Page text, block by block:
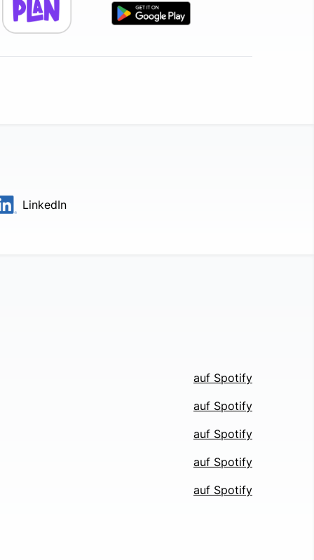
LinkedIn
auf Spotify
auf Spotify
auf Spotify
auf Spotify
auf Spotify